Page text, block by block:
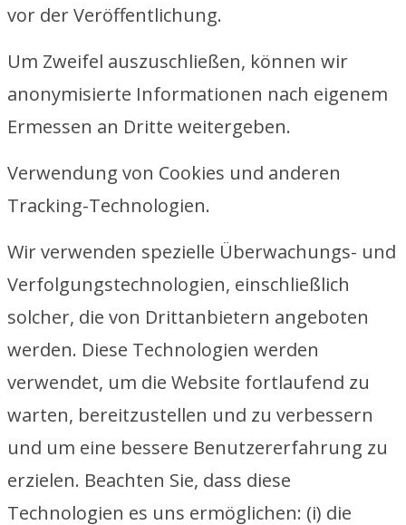
vor der Veröffentlichung.
Um Zweifel auszuschließen, können wir
anonymisierte Informationen nach eigenem
Ermessen an Dritte weitergeben.
Verwendung von Cookies und anderen
Tracking-Technologien.
Wir verwenden spezielle Überwachungs- und
Verfolgungstechnologien, einschließlich
solcher, die von Drittanbietern angeboten
werden. Diese Technologien werden
verwendet, um die Website fortlaufend zu
warten, bereitzustellen und zu verbessern
und um eine bessere Benutzererfahrung zu
erzielen. Beachten Sie, dass diese
Technologien es uns ermöglichen: (i) die